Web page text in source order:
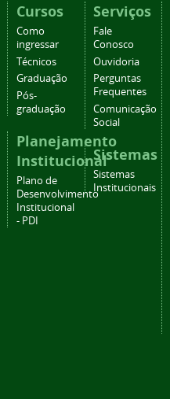
Cursos
Como
ingressar
Técnicos
Graduação
Pós-
graduação
Planejamento
Institucional
Plano de
Desenvolvimento
Institucional
- PDI
Serviços
Fale
Conosco
Ouvidoria
Perguntas
Frequentes
Comunicação
Social
Sistemas
Sistemas
Institucionais